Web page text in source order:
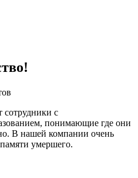
сотрудники с
понимающие где они
В нашей компании очень
умершего.